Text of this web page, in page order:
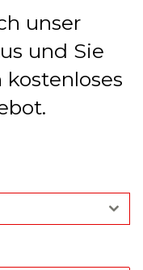
unser
und Sie